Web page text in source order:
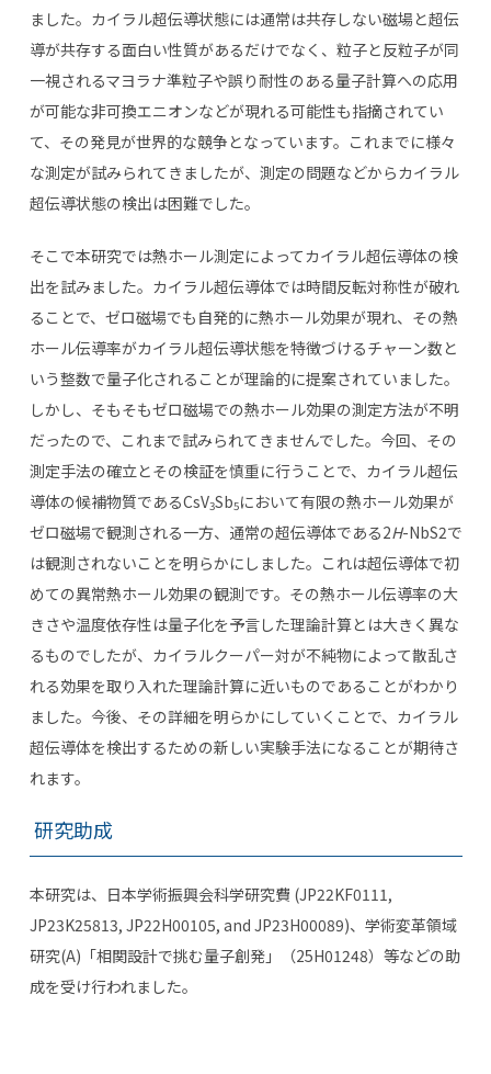
ました。カイラル超伝導状態には通常は共存しない磁場と超伝
導が共存する面白い性質があるだけでなく、粒子と反粒子が同
一視されるマヨラナ準粒子や誤り耐性のある量子計算への応用
が可能な非可換エニオンなどが現れる可能性も指摘されてい
て、その発見が世界的な競争となっています。これまでに様々
な測定が試みられてきましたが、測定の問題などからカイラル
超伝導状態の検出は困難でした。
そこで本研究では熱ホール測定によってカイラル超伝導体の検
出を試みました。カイラル超伝導体では時間反転対称性が破れ
ることで、ゼロ磁場でも自発的に熱ホール効果が現れ、その熱
ホール伝導率がカイラル超伝導状態を特徴づけるチャーン数と
いう整数で量子化されることが理論的に提案されていました。
しかし、そもそもゼロ磁場での熱ホール効果の測定方法が不明
だったので、これまで試みられてきませんでした。今回、その
測定手法の確立とその検証を慎重に行うことで、カイラル超伝
導体の候補物質であるCsV3Sb5において有限の熱ホール効果が
ゼロ磁場で観測される一方、通常の超伝導体である2H-NbS2で
は観測されないことを明らかにしました。これは超伝導体で初
めての異常熱ホール効果の観測です。その熱ホール伝導率の大
きさや温度依存性は量子化を予言した理論計算とは大きく異な
るものでしたが、カイラルクーパー対が不純物によって散乱さ
れる効果を取り入れた理論計算に近いものであることがわかり
ました。今後、その詳細を明らかにしていくことで、カイラル
超伝導体を検出するための新しい実験手法になることが期待さ
れます。
研究助成
本研究は、日本学術振興会科学研究費 (JP22KF0111,
JP23K25813, JP22H00105, and JP23H00089)、学術変革領域
研究(A)「相関設計で挑む量子創発」（25H01248）等などの助
成を受け行われました。